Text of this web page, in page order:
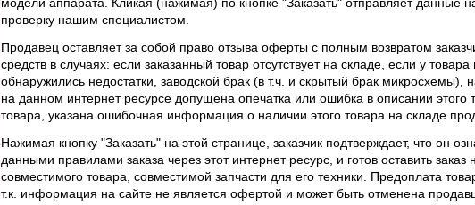
проверку нашим специалистом.
Продавец оставляет за собой право отзыва оферты с полным возвратом
средств в случаях: если заказанный товар отсутствует на складе, если у
обнаружились недостатки, заводской брак (в т.ч. и скрытый брак микросхемы),
на данном интернет ресурсе допущена опечатка или ошибка в описании этого
товара, указана ошибочная информация о наличии этого товара на складе
Нажимая кнопку "Заказать" на этой странице, заказчик подтверждает, что он
данными правилами заказа через этот интернет ресурс, и готов оставить заказ
совместимого товара, совместимой запчасти для его техники. Предоплата
т.к. информация на сайте не является офертой и может быть отменена